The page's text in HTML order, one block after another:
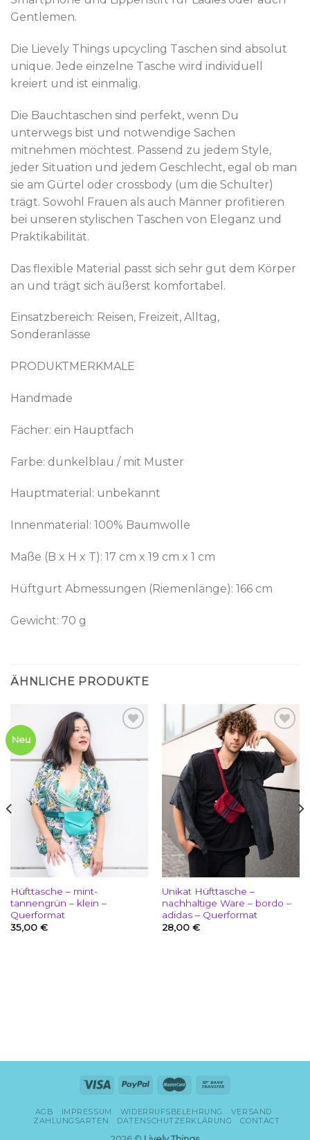
Gentlemen.
Die Lievely Things upcycling Taschen sind absolut
unique. Jede einzelne Tasche wird individuell
kreiert und ist einmalig.
Die Bauchtaschen sind perfekt, wenn Du
unterwegs bist und notwendige Sachen
mitnehmen möchtest. Passend zu jedem Style,
jeder Situation und jedem Geschlecht, egal ob man
sie am Gürtel oder crossbody (um die Schulter)
trägt. Sowohl Frauen als auch Männer profitieren
bei unseren stylischen Taschen von Eleganz und
Praktikabilität.
Das flexible Material passt sich sehr gut dem Körper
an und trägt sich äußerst komfortabel.
Einsatzbereich: Reisen, Freizeit, Alltag,
Sonderanlässe
PRODUKTMERKMALE
Handmade
Fächer: ein Hauptfach
Farbe: dunkelblau / mit Muster
Hauptmaterial: unbekannt
Innenmaterial: 100% Baumwolle
Maße (B x H x T): 17 cm x 19 cm x 1 cm
Hüftgurt Abmessungen (Riemenlänge): 166 cm
Gewicht: 70 g
ÄHNLICHE PRODUKTE
Neu
Hüfttasche – mint-
tannengrün – klein –
Querformat
35,00 €
Add to
wishlist
Unikat Hüfttasche –
nachhaltige Ware – bordo –
adidas – Querformat
28,00 €
AGB IMPRESSUM WIDERRUFSBELEHRUNG
VERSAND
ZAHLUNGSARTEN
DATENSCHUTZERKLÄRUNG CONTACT